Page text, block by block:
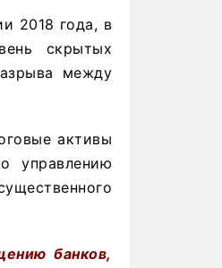
2018 года, в
скрытых
между
активы
управлению
банков,